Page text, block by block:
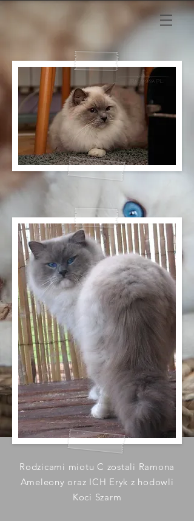
Rodzicami miotu C zostali Ramona
Ameleony oraz ICH Eryk z hodowli
Koci Szarm